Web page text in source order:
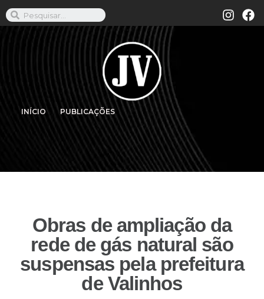
INÍCIO PUBLICAÇÕES
Obras de ampliação da
rede de gás natural são
suspensas pela prefeitura
de Valinhos